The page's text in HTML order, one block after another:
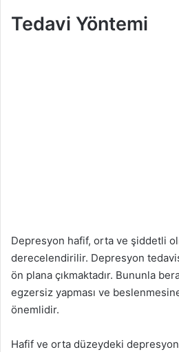
Tedavi Yöntemi
Depresyon hafif, orta ve şiddetli
derecelendirilir. Depresyon
ön plana çıkmaktadır. Bununla
egzersiz yapması ve
önemlidir.
Hafif ve orta düzeydeki